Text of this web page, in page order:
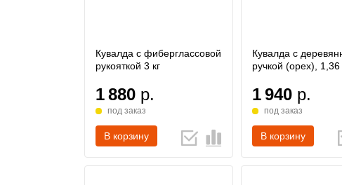
Кувалда с фиберглассовой
рукояткой 3 кг
1 880 р.
под заказ
В корзину
Кувалда с
ручкой (орех), 1,36
1 940 р.
под заказ
В корзину